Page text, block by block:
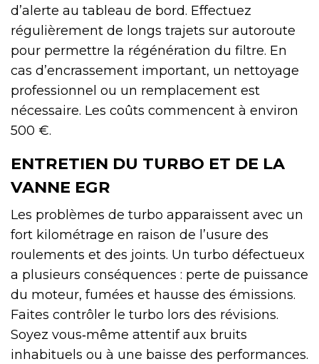
d’alerte au tableau de bord. Effectuez
régulièrement de longs trajets sur autoroute
pour permettre la régénération du filtre. En
cas d’encrassement important, un nettoyage
professionnel ou un remplacement est
nécessaire. Les coûts commencent à environ
500 €.
ENTRETIEN DU TURBO ET DE LA
VANNE EGR
Les problèmes de turbo apparaissent avec un
fort kilométrage en raison de l’usure des
roulements et des joints. Un turbo défectueux
a plusieurs conséquences : perte de puissance
du moteur, fumées et hausse des émissions.
Faites contrôler le turbo lors des révisions.
Soyez vous‑même attentif aux bruits
inhabituels ou à une baisse des performances.